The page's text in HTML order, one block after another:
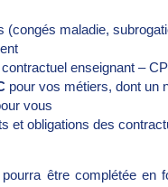
(congés maladie,
enseignant –
pour vos métiers, dont un
vous
et obligations des
être complétée en